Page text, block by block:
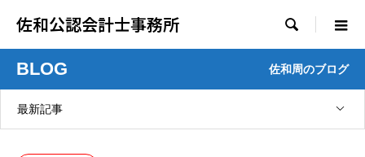
佐和公認会計士事務所 
BLOG 佐和周のブログ
最新記事